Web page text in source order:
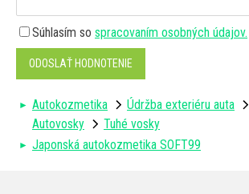
Súhlasím so spracovaním osobných údajov.
ODOSLAŤ HODNOTENIE
Autokozmetika Údržba exteriéru auta
Autovosky
Tuhé vosky
Japonská autokozmetika SOFT99